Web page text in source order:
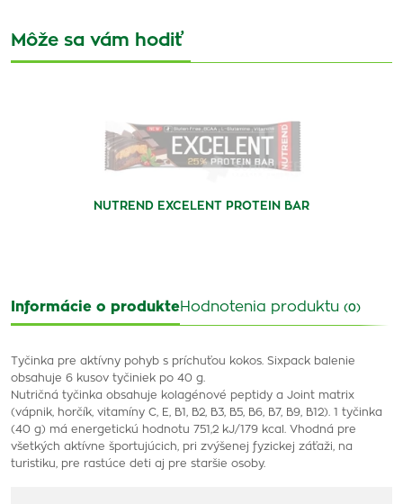
Môže sa vám hodiť
NUTREND EXCELENT PROTEIN BAR
Informácie o produkteHodnotenia produktu (0)
Tyčinka pre aktívny pohyb s príchuťou kokos. Sixpack balenie
obsahuje 6 kusov tyčiniek po 40 g.
Nutričná tyčinka obsahuje kolagénové peptidy a Joint matrix
(vápnik, horčík, vitamíny C, E, B1, B2, B3, B5, B6, B7, B9, B12). 1 tyčinka
(40 g) má energetickú hodnotu 751,2 kJ/179 kcal. Vhodná pre
všetkých aktívne športujúcich, pri zvýšenej fyzickej záťaži, na
turistiku, pre rastúce deti aj pre staršie osoby.